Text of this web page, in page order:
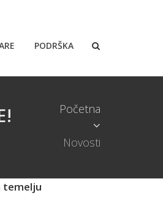
PODRŠKA
Početna
Novosti
temelju